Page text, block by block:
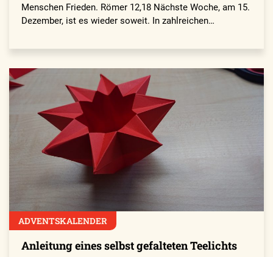
Menschen Frieden. Römer 12,18 Nächste Woche, am 15.
Dezember, ist es wieder soweit. In zahlreichen…
ADVENTSKALENDER
Anleitung eines selbst gefalteten Teelichts